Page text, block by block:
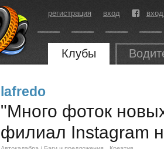
регистрация вход
Клубы
lafredo
"Много фоток
филиал Instagram